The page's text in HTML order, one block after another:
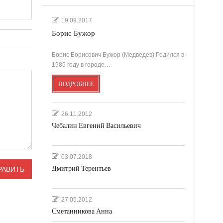
19.09.2017
Борис Бужор
Борис Борисович Бужор (Медведев) Родился в
1985 году в городе…
ПОДРОБНЕЕ
26.11.2012
Чебалин Евгений Васильевич
03.07.2018
Дмитрий Терентьев
27.05.2012
Сметанникова Анна